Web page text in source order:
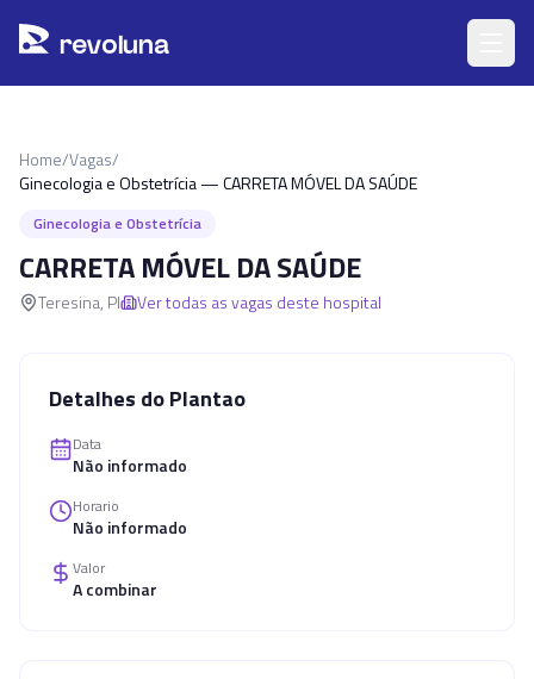
revoluna
Home/Vagas/
Ginecologia e Obstetrícia — CARRETA MÓVEL DA SAÚDE
Ginecologia e Obstetrícia
CARRETA MÓVEL DA SAÚDE
Teresina, PI Ver todas as vagas deste hospital
Detalhes do Plantao
Data
Não informado
Horario
Não informado
Valor
A combinar